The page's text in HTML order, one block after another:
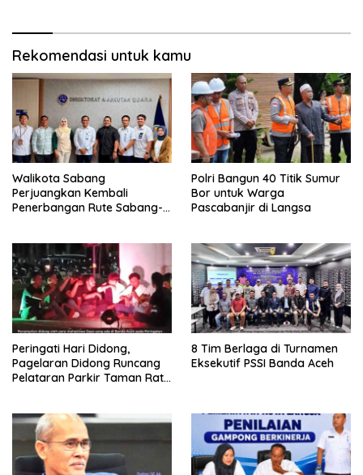
Rekomendasi untuk kamu
Walikota Sabang
Perjuangkan Kembali
Penerbangan Rute Sabang-
Polri Bangun 40 Titik Sumur
Bor untuk Warga
Pascabanjir di Langsa
Peringati Hari Didong,
Pagelaran Didong Runcang
Pelataran Parkir Taman Ratu
8 Tim Berlaga di Turnamen
Eksekutif PSSI Banda Aceh